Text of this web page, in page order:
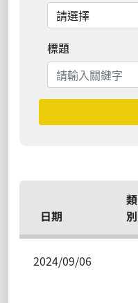
標題
搜尋
日期
類
別
2024/09/06